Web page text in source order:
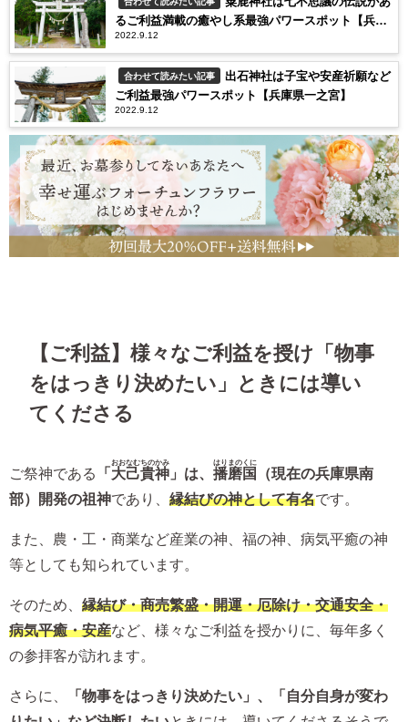
るご利益満載の癒やし系最強パワースポット【兵庫
県一之宮】
2022.9.12
合わせて読みたい記事
出石神社は子宝や安産祈願など
ご利益最強パワースポット【兵庫県一之宮】
2022.9.12
【ご利益】様々なご利益を授け「物事
をはっきり決めたい」ときには導い
てくださる
ご祭神である 「 大己貴神
おおなむちのかみ
」は、 播磨国
はりまのくに
（現在の兵庫県南
部）開発の祖神であり、 縁結びの神として有名です。
また、農・工・商業など産業の神、福の神、病気平癒の神
等としても知られています。
そのため、 縁結び・商売繁盛・開運・厄除け・交通安全・
病気平癒・安産など、様々なご利益を授かりに、毎年多く
の参拝客が訪れます。
さらに、
「物事をはっきり決めたい」、「自分自身が変わ